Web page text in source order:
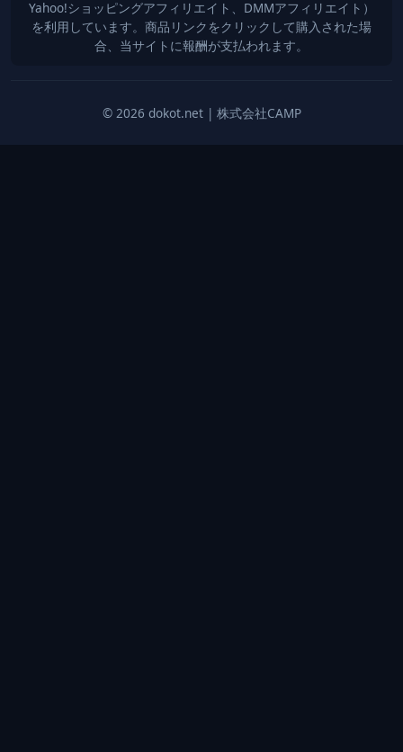
Yahoo!ショッピングアフィリエイト、DMMアフィリエイト）
を利用しています。商品リンクをクリックして購入された場
合、当サイトに報酬が支払われます。
© 2026 dokot.net | 株式会社CAMP